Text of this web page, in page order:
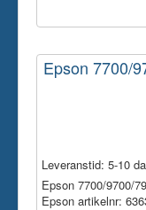
Epson 7700/
Leveranstid: 5-10
Epson 7700/9700/
Epson artikelnr: